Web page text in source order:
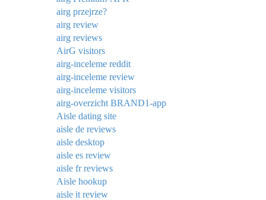
airg przejrze?
airg review
airg reviews
AirG visitors
airg-inceleme reddit
airg-inceleme review
airg-inceleme visitors
airg-overzicht BRAND1-app
Aisle dating site
aisle de reviews
aisle desktop
aisle es review
aisle fr reviews
Aisle hookup
aisle it review